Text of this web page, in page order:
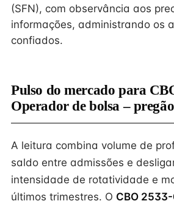
(SFN), com observância aos
informações, administrando os
confiados.
Pulso do mercado para
Operador de bolsa – pregão
A leitura combina volume de
saldo entre admissões e
intensidade de rotatividade e
últimos trimestres. O CBO